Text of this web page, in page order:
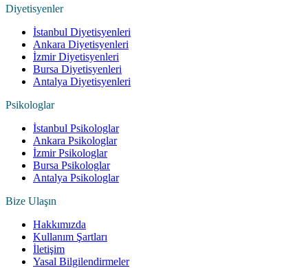
Diyetisyenler
İstanbul Diyetisyenleri
Ankara Diyetisyenleri
İzmir Diyetisyenleri
Bursa Diyetisyenleri
Antalya Diyetisyenleri
Psikologlar
İstanbul Psikologlar
Ankara Psikologlar
İzmir Psikologlar
Bursa Psikologlar
Antalya Psikologlar
Bize Ulaşın
Hakkımızda
Kullanım Şartları
İletişim
Yasal Bilgilendirmeler